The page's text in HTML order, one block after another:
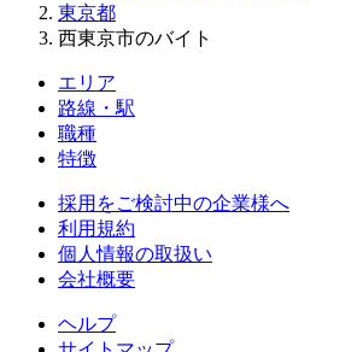
東京都
西東京市のバイト
エリア
路線・駅
職種
特徴
採用をご検討中の企業様へ
利用規約
個人情報の取扱い
会社概要
ヘルプ